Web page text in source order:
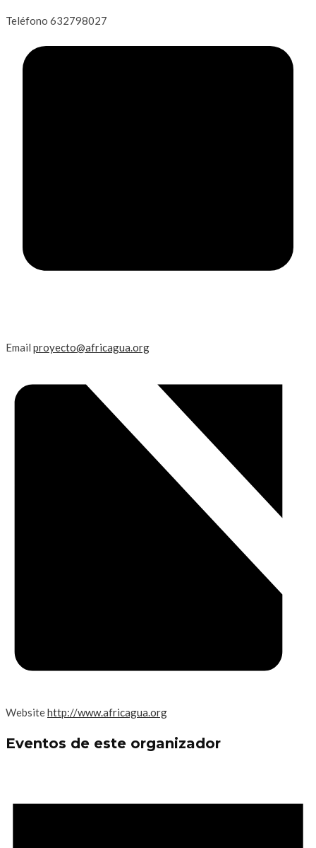
Teléfono 632798027
Email proyecto@africagua.org
Websitehttp://www.africagua.org
Eventos de este organizador